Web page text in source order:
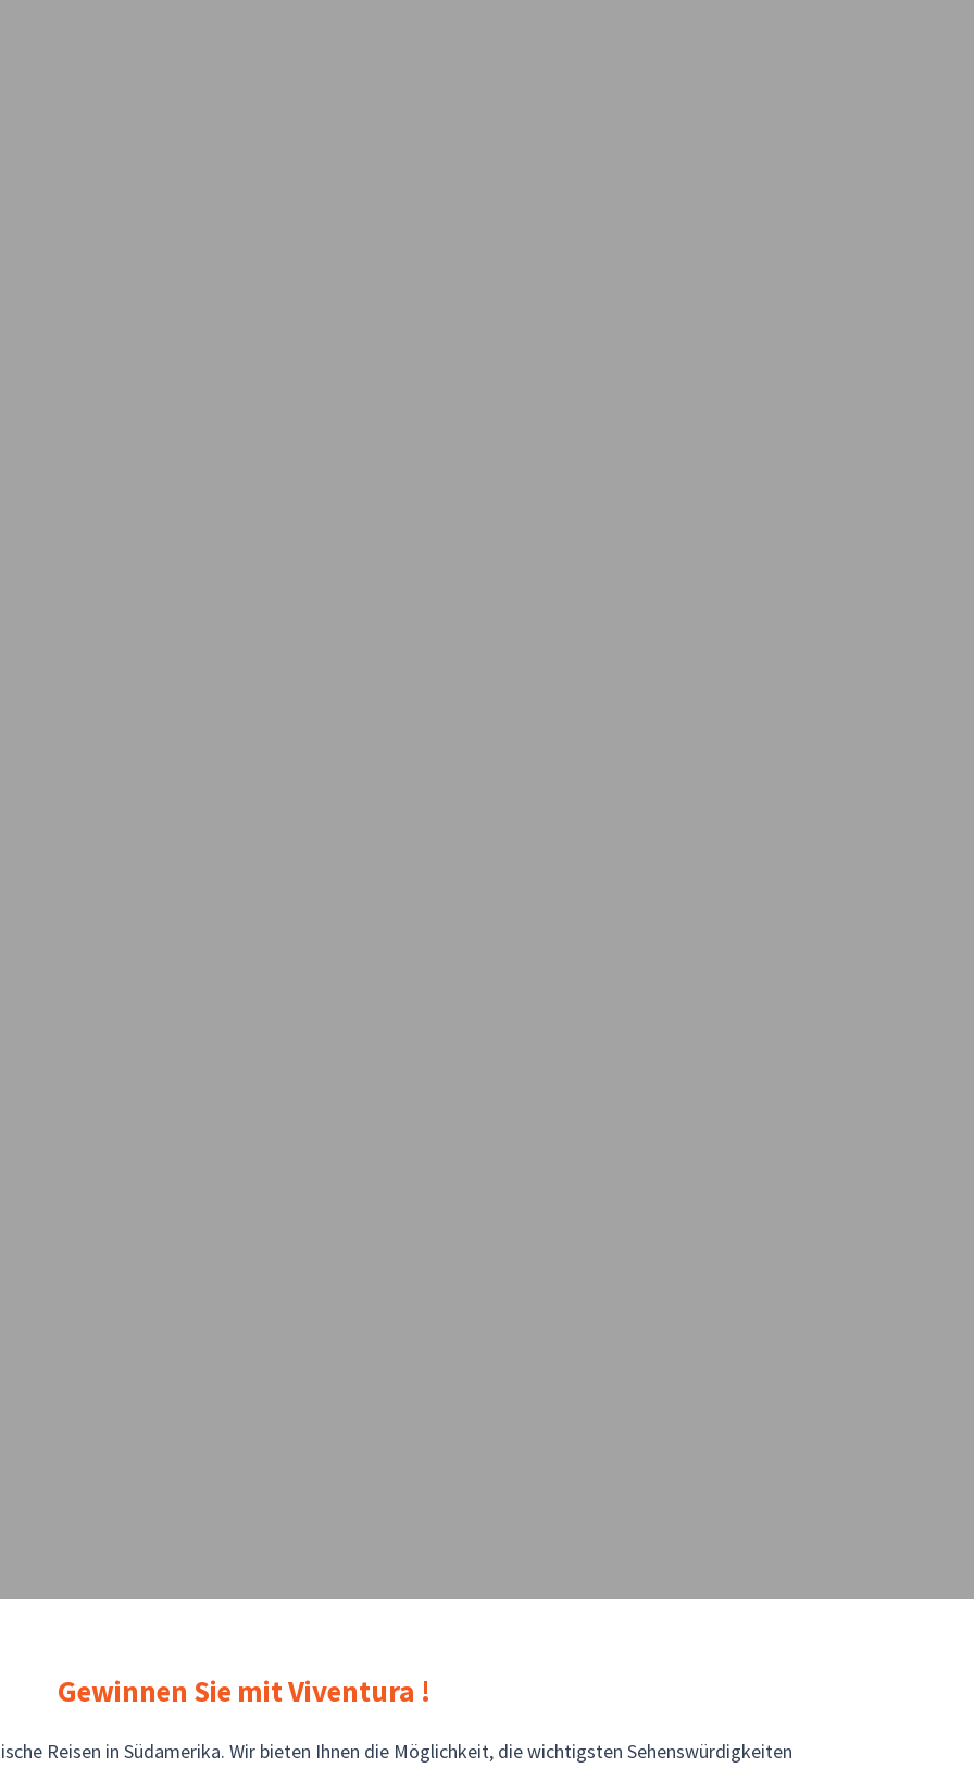
Gewinnen Sie mit Viventura !
Reisen in Südamerika. Wir bieten Ihnen die Möglichkeit, die wichtigsten Sehenswürdigkeiten